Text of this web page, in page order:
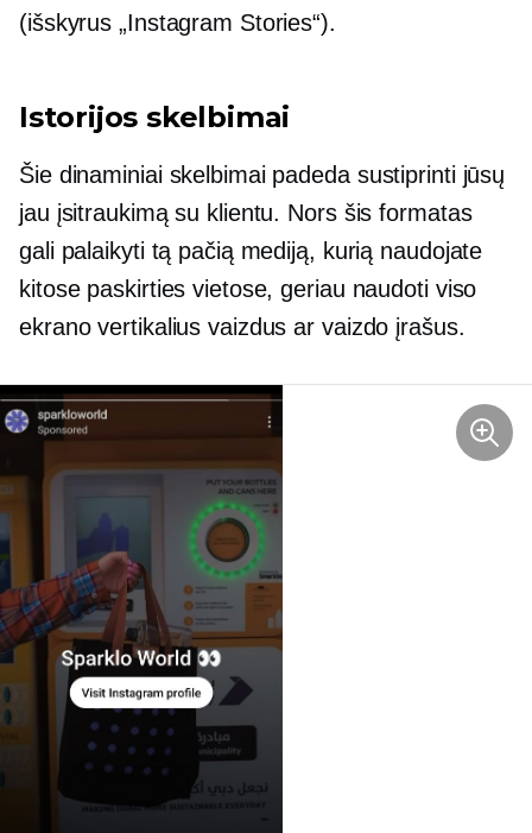
(išskyrus „Instagram Stories“).
Istorijos skelbimai
Šie dinaminiai skelbimai padeda sustiprinti jūsų
jau įsitraukimą su klientu. Nors šis formatas
gali palaikyti tą pačią mediją, kurią naudojate
kitose paskirties vietose, geriau naudoti viso
ekrano vertikalius vaizdus ar vaizdo įrašus.